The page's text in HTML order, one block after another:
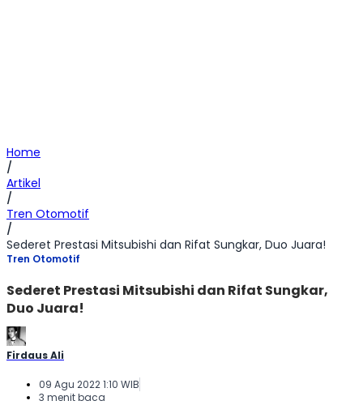
Home
/
Artikel
/
Tren Otomotif
/
Sederet Prestasi Mitsubishi dan Rifat Sungkar, Duo Juara!
Tren Otomotif
Sederet Prestasi Mitsubishi dan Rifat Sungkar,
Duo Juara!
Firdaus Ali
09 Agu 2022 1:10 WIB
3 menit baca